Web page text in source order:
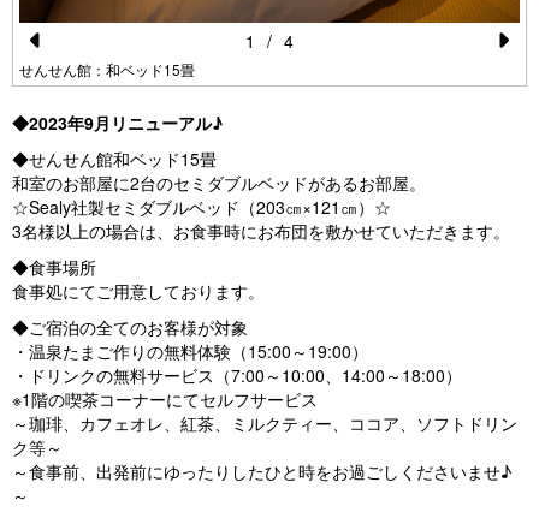
Pr
o
u
s
せんせん館：和ベッド15畳
1 / 4
◆2023年9月リニューアル♪
◆せんせん館和ベッド15畳
和室のお部屋に2台のセミダブルベッドがあるお部屋。
☆Sealy社製セミダブルベッド（203㎝×121㎝）☆
3名様以上の場合は、お食事時にお布団を敷かせていただきます。
◆食事場所
食事処にてご用意しております。
◆ご宿泊の全てのお客様が対象
・温泉たまご作りの無料体験（15:00～19:00）
・ドリンクの無料サービス（7:00～10:00、14:00～18:00）
※1階の喫茶コーナーにてセルフサービス
～珈琲、カフェオレ、紅茶、ミルクティー、ココア、ソフトドリン
ク等～
～食事前、出発前にゆったりしたひと時をお過ごしくださいませ♪
～